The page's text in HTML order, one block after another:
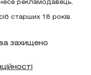
рекламодавець.
старших 18 років.
захищено